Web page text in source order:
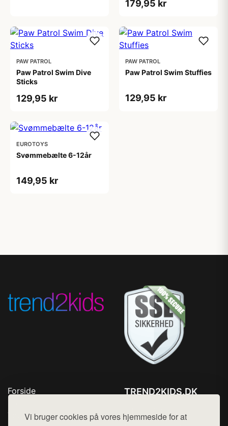
Vi bruger cookies på vores hjemmeside for at
179,95 kr
PAW PATROL
Paw Patrol Swim Dive
Sticks
129,95 kr
PAW PATROL
Paw Patrol Swim Stuffies
129,95 kr
EUROTOYS
Svømmebælte 6-12år
149,95 kr
Forside
Top Rabatter
TREND2KIDS.DK